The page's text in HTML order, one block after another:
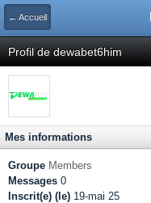
← Accueil
Profil de dewabet6him
Mes informations
Groupe Members
Messages 0
Inscrit(e) (le) 19-mai 25